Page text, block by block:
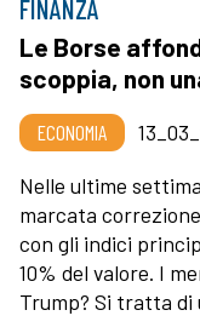
FINANZA
Le Borse
scoppia, non
ECONOMIA
Nelle ultime
marcata
con gli indici
10% del valore. I
Trump? Si tratta